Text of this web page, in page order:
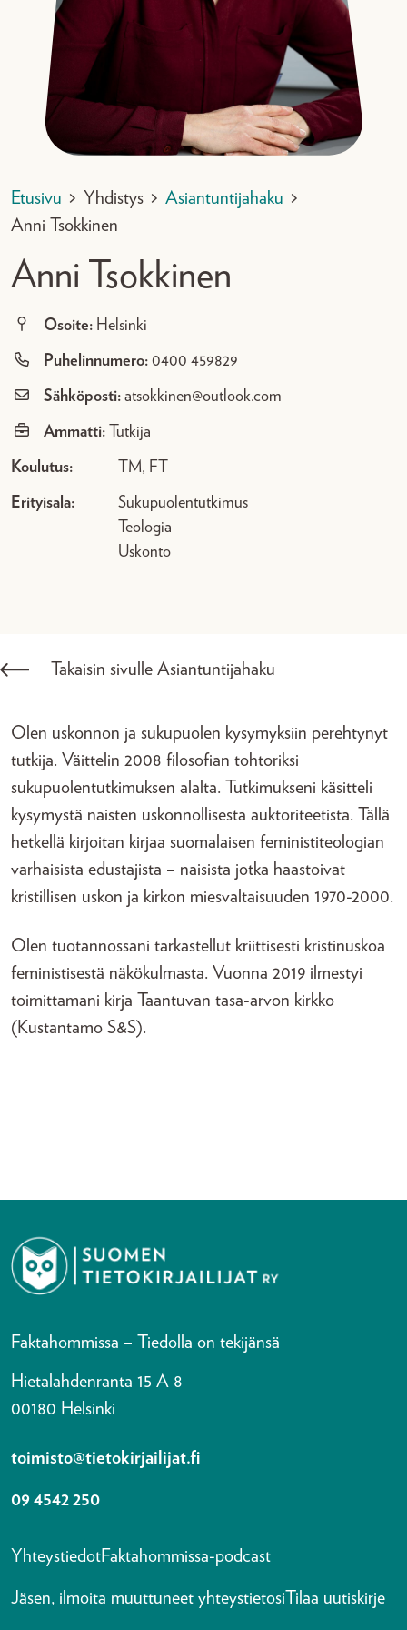
Etusivu > Yhdistys > Asiantuntijahaku >
Anni Tsokkinen
Anni Tsokkinen
Osoite: Helsinki
Puhelinnumero: 0400 459829
Sähköposti: atsokkinen@outlook.com
Ammatti: Tutkija
Koulutus: TM, FT
Erityisala:
Sukupuolentutkimus
Teologia
Uskonto
Takaisin sivulle Asiantuntijahaku
Olen uskonnon ja sukupuolen kysymyksiin perehtynyt
tutkija. Väittelin 2008 filosofian tohtoriksi
sukupuolentutkimuksen alalta. Tutkimukseni käsitteli
kysymystä naisten uskonnollisesta auktoriteetista. Tällä
hetkellä kirjoitan kirjaa suomalaisen feministiteologian
varhaisista edustajista – naisista jotka haastoivat
kristillisen uskon ja kirkon miesvaltaisuuden 1970-2000.
Olen tuotannossani tarkastellut kriittisesti kristinuskoa
feministisestä näkökulmasta. Vuonna 2019 ilmestyi
toimittamani kirja Taantuvan tasa-arvon kirkko
(Kustantamo S&S).
Faktahommissa – Tiedolla on tekijänsä
Hietalahdenranta 15 A 8
00180 Helsinki
toimisto@tietokirjailijat.fi
09 4542 250
YhteystiedotFaktahommissa-podcast
Jäsen, ilmoita muuttuneet yhteystietosi Tilaa uutiskirje